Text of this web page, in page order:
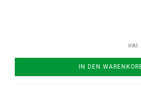
inkl.
IN DEN